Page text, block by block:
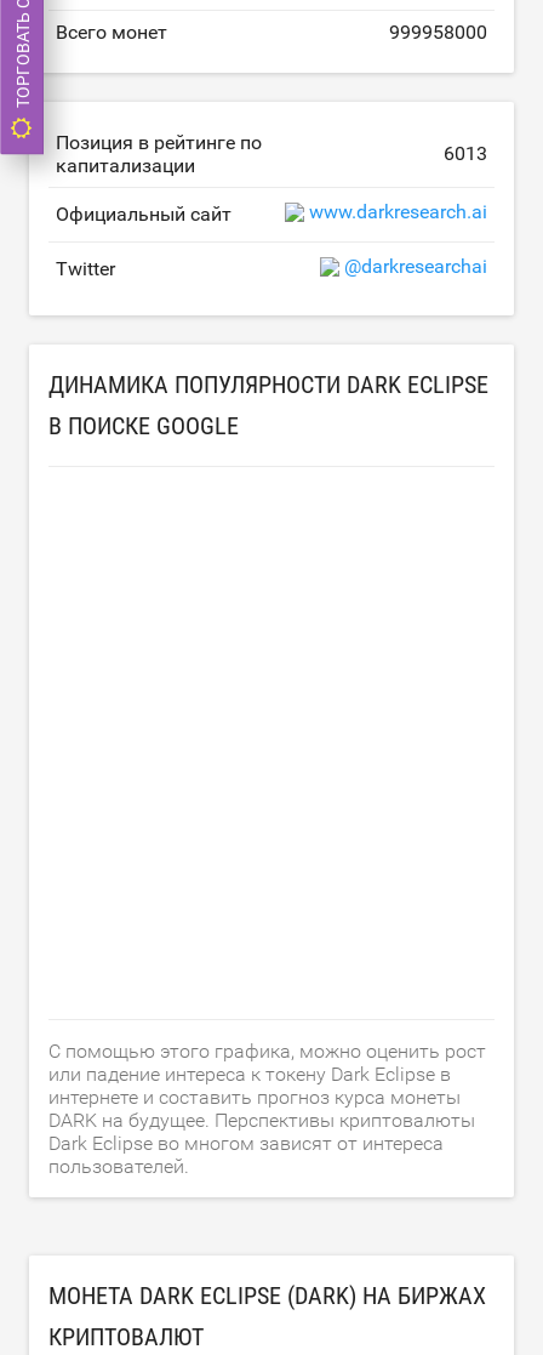
Всего монет 999958000
Позиция в рейтинге по
капитализации
6013
Официальный сайт www.darkresearch.ai
Twitter @darkresearchai
ДИНАМИКА ПОПУЛЯРНОСТИ DARK ECLIPSE
В ПОИСКЕ GOOGLE
С помощью этого графика, можно оценить рост
или падение интереса к токену Dark Eclipse в
интернете и составить прогноз курса монеты
DARK на будущее. Перспективы криптовалюты
Dark Eclipse во многом зависят от интереса
пользователей.
МОНЕТА DARK ECLIPSE (DARK) НА БИРЖАХ
КРИПТОВАЛЮТ